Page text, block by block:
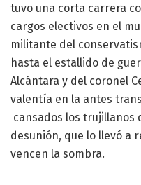
tuvo una corta carrera
cargos electivos en el
militante del
hasta el estallido de
Alcántara y del coronel
valentía en la antes
cansados los
desunión, que lo llevó a
vencen la sombra.